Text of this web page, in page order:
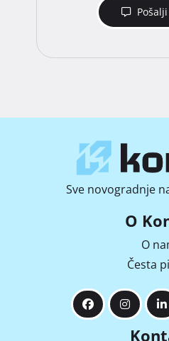
Sve novogradnje
O
O
Česta